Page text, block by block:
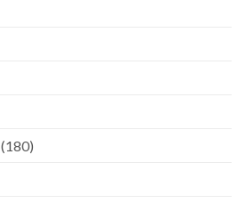
(180)